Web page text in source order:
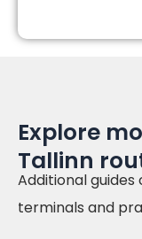
Explore
Tallinn
Additional
terminals and